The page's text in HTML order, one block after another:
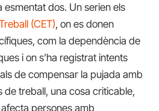
esmentat dos. Un serien els
(CET), on es donen
com la dependència de
i on s’ha registrat intents
de compensar la pujada amb
de treball, una cosa criticable,
persones amb